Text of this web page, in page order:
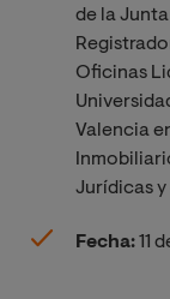
de la
Oficinas
Valencia
Jurídicas y
Fecha:11